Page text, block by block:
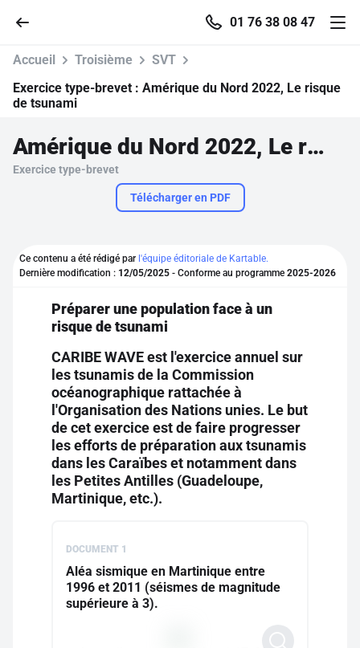
01 76 38 08 47
Parcourir
Se connecter
S'inscrire gratuitement
Accueil Troisième
SVT
Exercice type-brevet : Amérique du Nord 2022, Le risque
de tsunami
Amérique du Nord 2022, Le risque de tsunami
Exercice type-brevet
Télécharger en PDF
Ce contenu a été rédigé par l'équipe éditoriale de Kartable.
Dernière modification : 12/05/2025 - Conforme au programme 2025-2026
Préparer une population face à un
risque de tsunami
CARIBE WAVE est l'exercice annuel sur
les tsunamis de la Commission
océanographique rattachée à
l'Organisation des Nations unies. Le but
de cet exercice est de faire progresser
les efforts de préparation aux tsunamis
dans les Caraïbes et notamment dans
les Petites Antilles (Guadeloupe,
Martinique, etc.).
DOCUMENT 1
Aléa sismique en Martinique entre
1996 et 2011 (séismes de magnitude
supérieure à 3).